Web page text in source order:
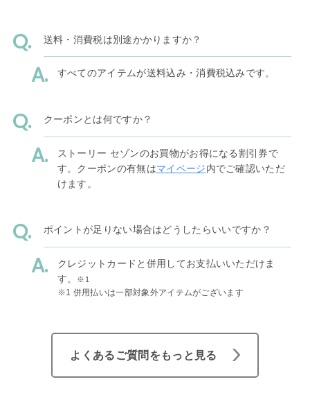
送料・消費税は別途かかりますか？
すべてのアイテムが送料込み・消費税込みです。
クーポンとは何ですか？
ストーリー セゾンのお買物がお得になる割引券で
す。クーポンの有無はマイページ内でご確認いただ
けます。
ポイントが足りない場合はどうしたらいいですか？
クレジットカードと併用してお支払いいただけま
す。
※1
※1 併用払いは一部対象外アイテムがございます
よくあるご質問をもっと見る